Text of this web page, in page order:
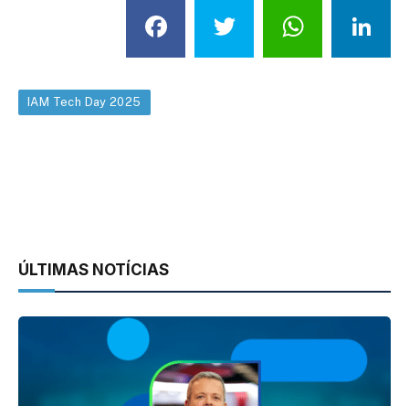
Facebook
Twitter
IAM Tech Day 2025
ÚLTIMAS NOTÍCIAS